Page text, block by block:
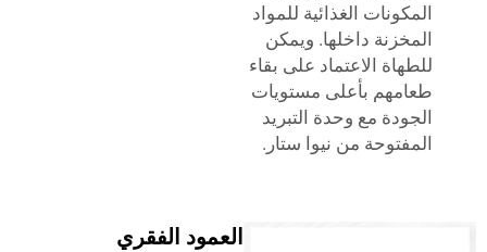
الغذائية للمواد
داخلها. ويمكن
الاعتماد على بقاء
بأعلى مستويات
مع وحدة التبريد
من نيوا ستار.
العمود الفقري